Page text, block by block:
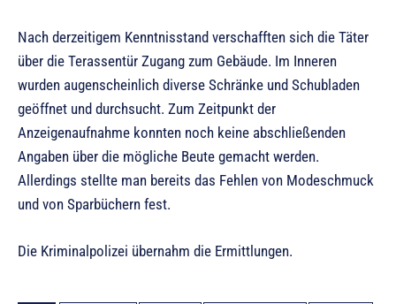
Nach derzeitigem Kenntnisstand verschafften sich die Täter
über die Terassentür Zugang zum Gebäude. Im Inneren
wurden augenscheinlich diverse Schränke und Schubladen
geöffnet und durchsucht. Zum Zeitpunkt der
Anzeigenaufnahme konnten noch keine abschließenden
Angaben über die mögliche Beute gemacht werden.
Allerdings stellte man bereits das Fehlen von Modeschmuck
und von Sparbüchern fest.
Die Kriminalpolizei übernahm die Ermittlungen.